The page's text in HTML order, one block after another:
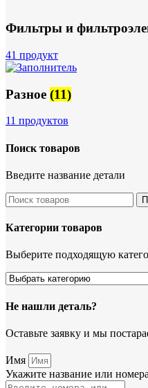
Фильтры и
41 продукт
Разное (11)
11 продуктов
Поиск товаров
Введите название детали
Категории товаров
Выберите подходящую
Не нашли деталь?
Оставьте заявку и мы
Имя
Укажите название или